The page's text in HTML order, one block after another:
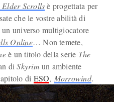
Elder Scrollsè progettata per
che le vostre abilità di
universo multigiocatore
Online… Non temete,
è un titolo della serie The
diSkyrim un ambiente
di ESO, Morrowind.